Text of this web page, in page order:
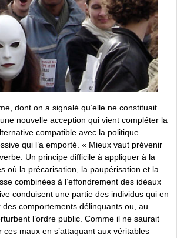
dont on a signalé qu’elle ne constituait
nouvelle acception qui vient compléter la
compatible avec la politique
qui l’a emporté. « Mieux vaut prévenir
Un principe difficile à appliquer à la
où la précarisation, la paupérisation et la
combinées à l’effondrement des idéaux
conduisent une partie des individus qui en
comportements délinquants ou, au
l’ordre public. Comme il ne saurait
maux en s’attaquant aux véritables